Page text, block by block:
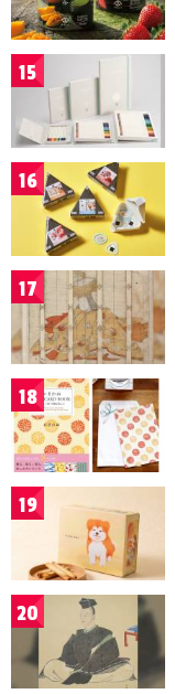
15
16
17
18
19
20